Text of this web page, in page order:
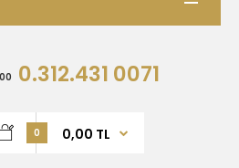
0.312.431 0071
0 0,00 TL